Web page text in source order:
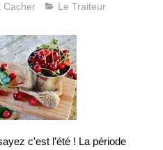
Cacher Le Traiteur
c'est l’été ! La période